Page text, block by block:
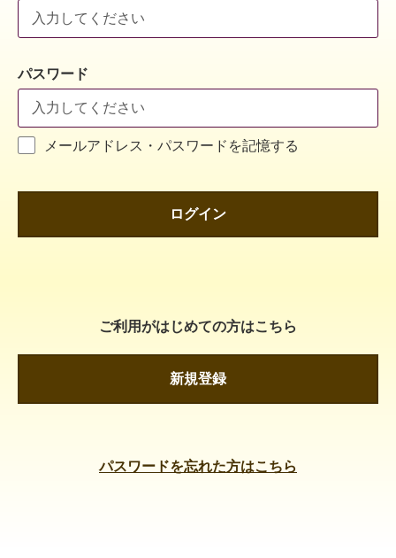
パスワード
メールアドレス・パスワードを記憶する
ログイン
ご利用がはじめての方はこちら
新規登録
パスワードを忘れた方はこちら